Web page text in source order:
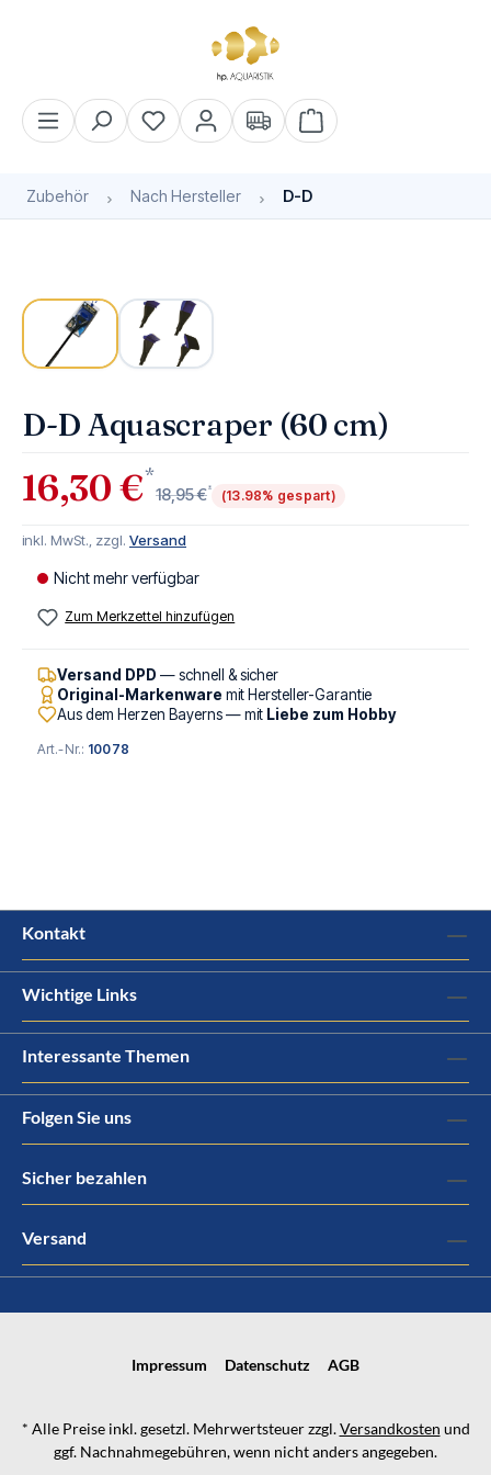
Warenkorb enthält 0
Zubehör Nach Hersteller D-D
D-D Aquascraper (60 cm)
16,30 €*
18,95 €* (13.98% gespart)
inkl. MwSt., zzgl. Versand
Nicht mehr verfügbar
Zum Merkzettel hinzufügen
Versand DPD — schnell & sicher
Original-Markenware mit Hersteller-Garantie
Aus dem Herzen Bayerns — mit Liebe zum Hobby
Art.-Nr.: 10078
Kontakt
Wichtige Links
Interessante Themen
Folgen Sie uns
Sicher bezahlen
Versand
Impressum Datenschutz AGB
* Alle Preise inkl. gesetzl. Mehrwertsteuer zzgl.Versandkosten und
ggf. Nachnahmegebühren, wenn nicht anders angegeben.